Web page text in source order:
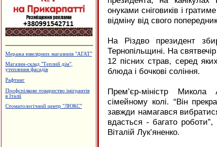
Будцентр "Деніго"
Агентство нерухомості "А.Мрія"
сервіс"
Кафе "Звенислава"
онуками сніговиків і
відміну від свого
На Різдво президент
Тернопільщині. На
12 пісних страв, серед
блюда і бочкові соління.
Прем’єр-міністр
сімейному колі. “Він
завжди намагався
вдасться - багато роботи”,
Віталій Лук’яненко.